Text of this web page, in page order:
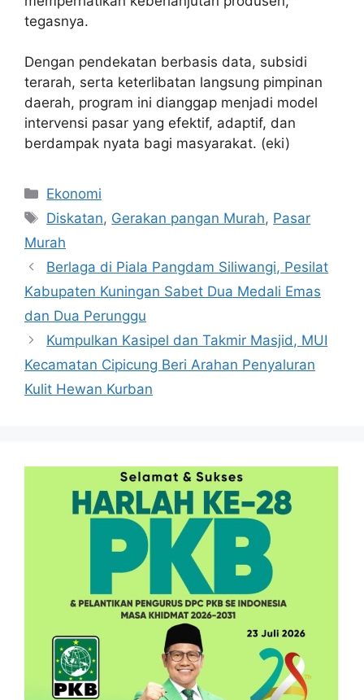
tegasnya.
Dengan pendekatan berbasis data, subsidi
terarah, serta keterlibatan langsung pimpinan
daerah, program ini dianggap menjadi model
intervensi pasar yang efektif, adaptif, dan
berdampak nyata bagi masyarakat. (eki)
Kategori
Ekonomi
Tag
Diskatan, Gerakan pangan Murah, Pasar
Murah
Berlaga di Piala Pangdam Siliwangi, Pesilat
Kabupaten Kuningan Sabet Dua Medali Emas
dan Dua Perunggu
Kumpulkan Kasipel dan Takmir Masjid, MUI
Kecamatan Cipicung Beri Arahan Penyaluran
Kulit Hewan Kurban